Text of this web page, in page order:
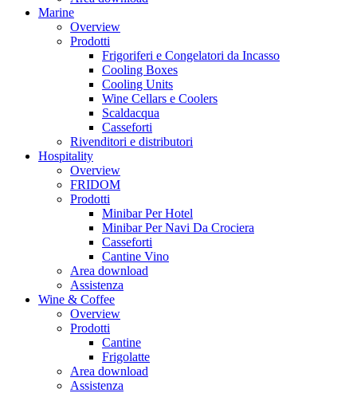
Marine
Overview
Prodotti
Frigoriferi e Congelatori da Incasso
Cooling Boxes
Cooling Units
Wine Cellars e Coolers
Scaldacqua
Casseforti
Rivenditori e distributori
Hospitality
Overview
FRIDOM
Prodotti
Minibar Per Hotel
Minibar Per Navi Da Crociera
Casseforti
Cantine Vino
Area download
Assistenza
Wine & Coffee
Overview
Prodotti
Cantine
Frigolatte
Area download
Assistenza